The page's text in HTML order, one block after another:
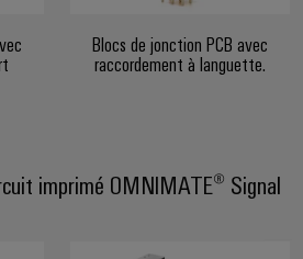
Blocs de jonction PCB avec
raccordement à languette.
imprimé OMNIMATE® Signal